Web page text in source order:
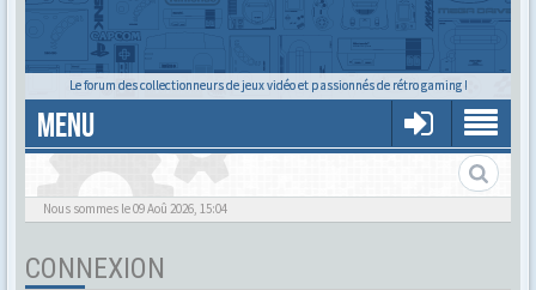
Le forum des collectionneurs de jeux vidéo et passionnés de rétro gaming !
MENU
Gère ton profil et tes préférences
Nous sommes le 09 Aoû 2026, 15:04
CONNEXION